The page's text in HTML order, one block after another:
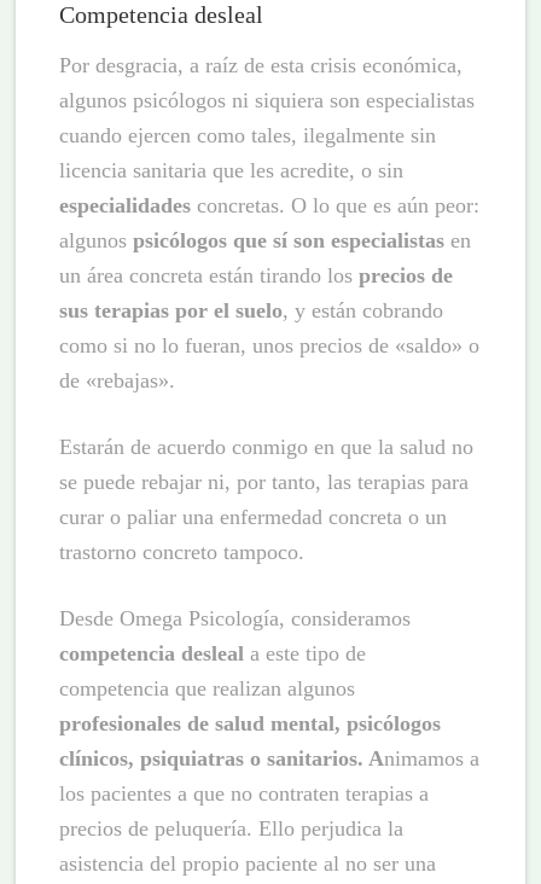
Competencia desleal
Por desgracia, a raíz de esta crisis económica,
algunos psicólogos ni siquiera son especialistas
cuando ejercen como tales, ilegalmente sin
licencia sanitaria que les acredite, o sin
especialidades concretas. O lo que es aún peor:
algunospsicólogos que sí son especialistas en
un área concreta están tirando losprecios de
sus terapias por el suelo, y están cobrando
como si no lo fueran, unos precios de «saldo» o
de «rebajas».
Estarán de acuerdo conmigo en que la salud no
se puede rebajar ni, por tanto, las terapias para
curar o paliar una enfermedad concreta o un
trastorno concreto tampoco.
Desde Omega Psicología, consideramos
competencia desleal a este tipo de
competencia que realizan algunos
profesionales de salud mental, psicólogos
clínicos, psiquiatras o sanitarios. Animamos a
los pacientes a que no contraten terapias a
precios de peluquería. Ello perjudica la
asistencia del propio paciente al no ser una